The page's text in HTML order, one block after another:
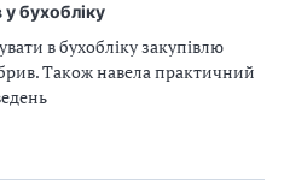
у бухобліку
в бухобліку закупівлю
Також навела практичний